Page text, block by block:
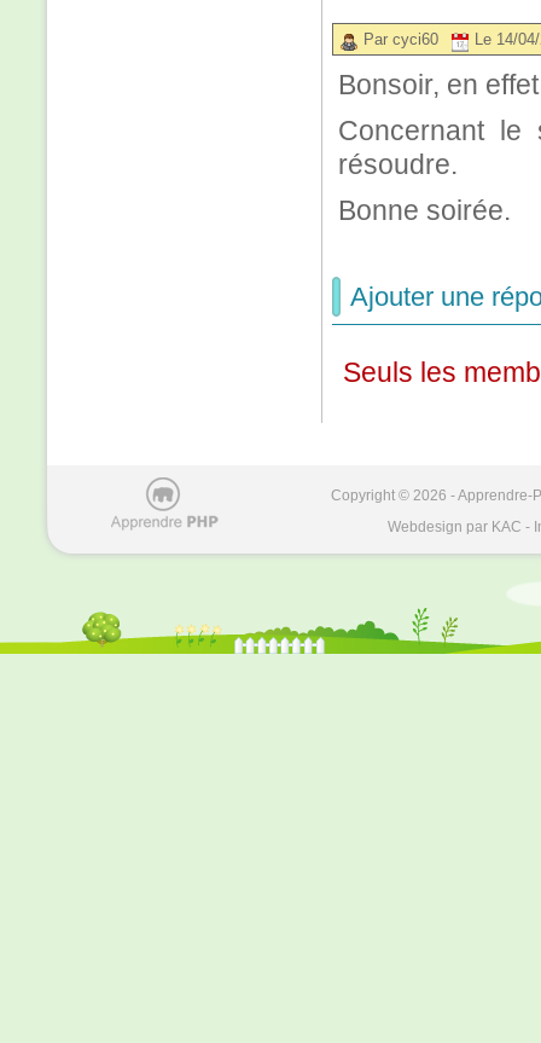
Par cyci60 Le 14/
Bonsoir, en
Concernant
résoudre.
Bonne soirée.
Ajouter une
Seuls les
Copyright © 2026 - Apprendre-
Webdesign par KAC -